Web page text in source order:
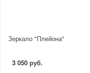
Зеркало "Плейона"
3 050 руб.